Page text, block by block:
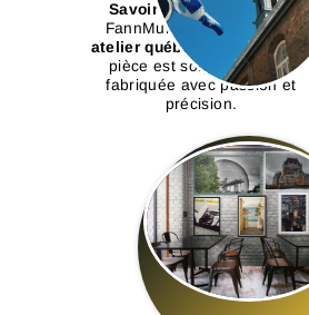
Savoir-faire québécois :
FannMur est fier d’être un
atelier québécois
, où chaque
pièce est soigneusement
fabriquée avec passion et
précision.